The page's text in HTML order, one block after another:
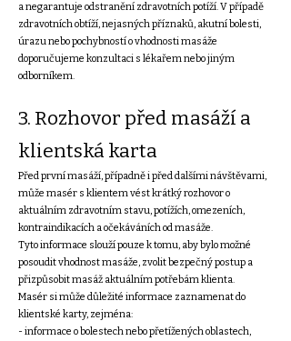
a negarantuje odstranění zdravotních potíží. V případě
zdravotních obtíží, nejasných příznaků, akutní bolesti,
úrazu nebo pochybností o vhodnosti masáže
doporučujeme konzultaci s lékařem nebo jiným
odborníkem.
3. Rozhovor před masáží a
klientská karta
Před první masáží, případně i před dalšími návštěvami,
může masér s klientem vést krátký rozhovor o
aktuálním zdravotním stavu, potížích, omezeních,
kontraindikacích a očekáváních od masáže.
Tyto informace slouží pouze k tomu, aby bylo možné
posoudit vhodnost masáže, zvolit bezpečný postup a
přizpůsobit masáž aktuálním potřebám klienta.
Masér si může důležité informace zaznamenat do
klientské karty, zejména:
- informace o bolestech nebo přetížených oblastech,